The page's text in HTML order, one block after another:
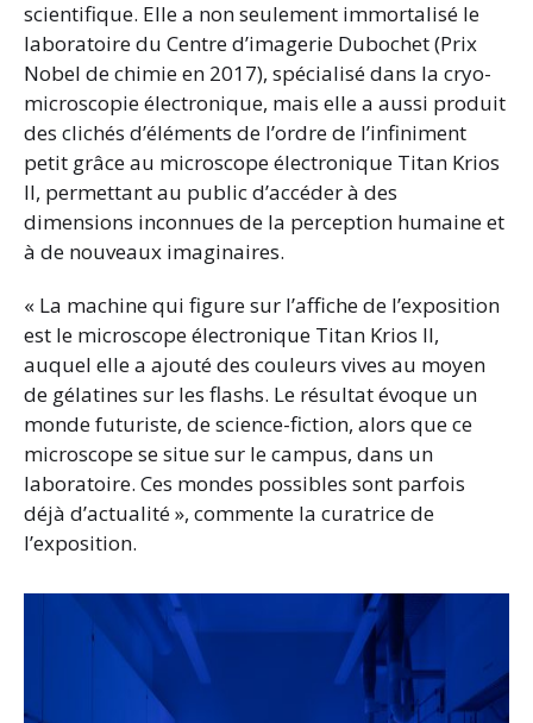
scientifique. Elle a non seulement immortalisé le
laboratoire du Centre d’imagerie Dubochet (Prix
Nobel de chimie en 2017), spécialisé dans la cryo-
microscopie électronique, mais elle a aussi produit
des clichés d’éléments de l’ordre de l’infiniment
petit grâce au microscope électronique Titan Krios
II, permettant au public d’accéder à des
dimensions inconnues de la perception humaine et
à de nouveaux imaginaires.
« La machine qui figure sur l’affiche de l’exposition
est le microscope électronique Titan Krios II,
auquel elle a ajouté des couleurs vives au moyen
de gélatines sur les flashs. Le résultat évoque un
monde futuriste, de science-fiction, alors que ce
microscope se situe sur le campus, dans un
laboratoire. Ces mondes possibles sont parfois
déjà d’actualité », commente la curatrice de
l’exposition.